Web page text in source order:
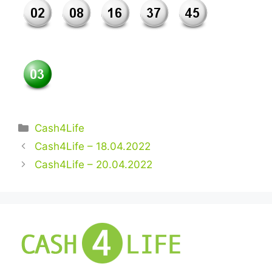
Kategorien
Cash4Life
Cash4Life – 18.04.2022
Cash4Life – 20.04.2022